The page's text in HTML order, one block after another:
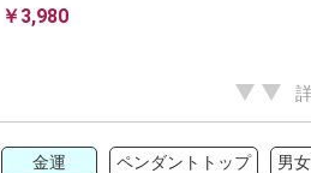
￥3,980
金運 ペンダントトップ 男